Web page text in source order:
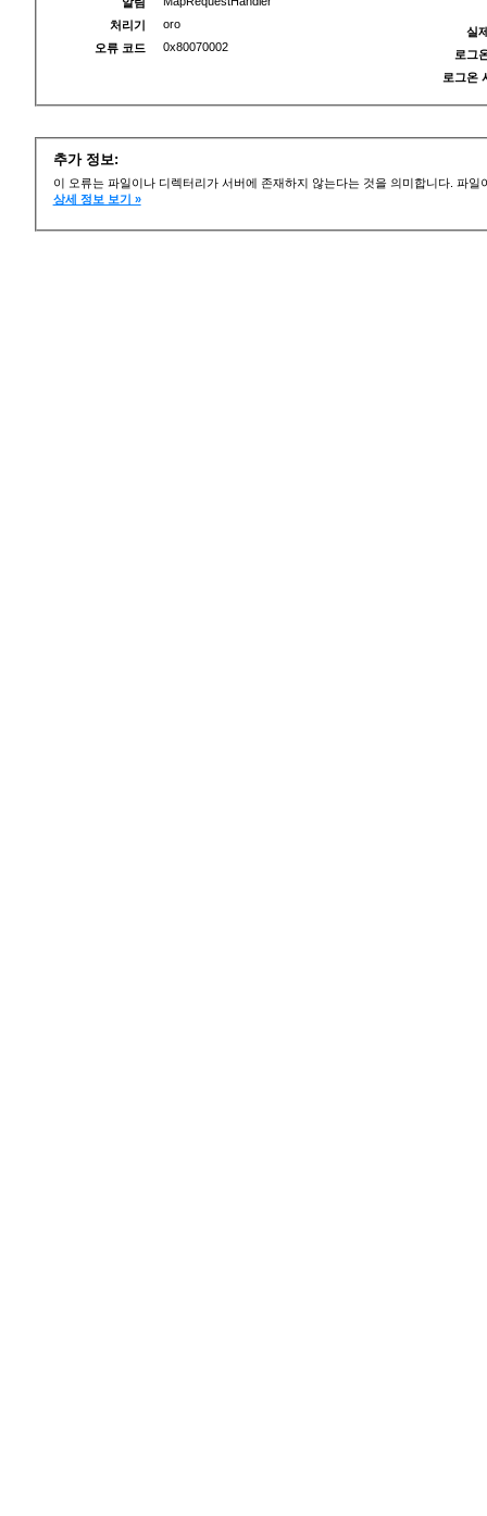
처리기
oro
오류 코드
0x80070002
실
로그
로그온
추가 정보:
이 오류는 파일이나 디렉터리가 서버에 존재하지 않는다는 것을 의미합니다. 파
상세 정보 보기 »